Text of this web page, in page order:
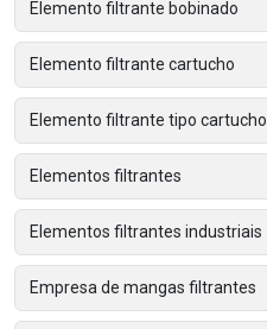
Elemento filtrante bobinado
Elemento filtrante cartucho
Elemento filtrante tipo cartucho
Elementos filtrantes
Elementos filtrantes industriais
Empresa de mangas filtrantes